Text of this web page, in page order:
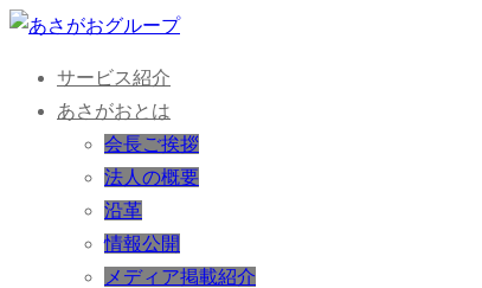
サービス紹介
あさがおとは
会長ご挨拶
法人の概要
沿革
情報公開
メディア掲載紹介